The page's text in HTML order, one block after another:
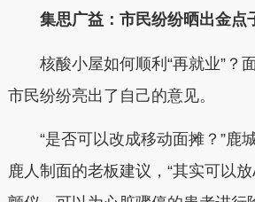
集思广益：市民纷纷晒出金点
核酸小屋如何顺利“再就业”？
市民纷纷亮出了自己的意见。
“是否可以改成移动面摊？”鹿
鹿人制面的老板建议，“其实可以